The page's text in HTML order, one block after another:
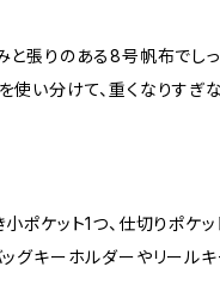
張りのある8号帆布でしっ
使い分けて、重くなりすぎ
ポケット1つ、仕切りポケッ
グキーホルダーやリール